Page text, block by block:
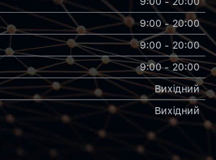
9:00 - 20:00
9:00 - 20:00
9:00 - 20:00
Вихiдний
Вихiдний